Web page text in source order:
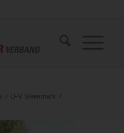
/ LFV Steiermark
/